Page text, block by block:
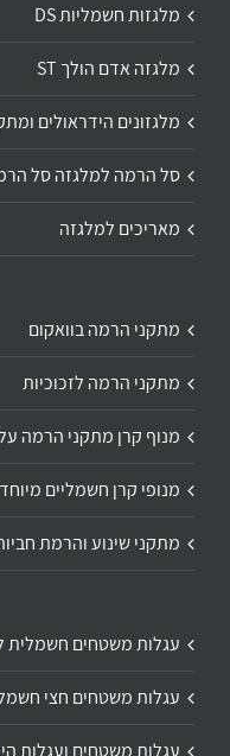
מלגזות חשמליות DS
מלגזה אדם הולך ST
מלגזונים הידראולים
סל הרמה למלגזה סל
מאריכים למלגזה
מתקני הרמה בוואקום
מתקני הרמה לזכוכיות
מנוף קרן מתקני הרמה על
מנופי קרן חשמליים
מתקני שינוע והרמת
עגלות משטחים חשמלית
עגלות משטחים חצי
עגלות משטחים ועגלות